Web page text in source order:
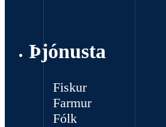
Þjónusta
Fiskur
Farmur
Fólk